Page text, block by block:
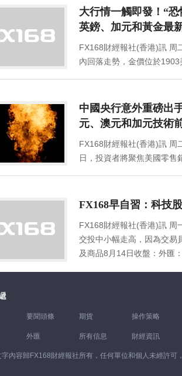
委。香港時間周四02:00，美聯儲將公布7月貨
場委員會(FOMC)會議上，美聯儲主席鮑威爾表
們可能會在9月再次加息，但也可能選擇保持穩
暗示本輪緊縮周期結束前支持進一步加息，這可
詢服務團隊就主要貨幣對的走勢撰文，以下是
，然後料自上述區域回落。需要注意的是，
。(美元指數日線圖 來源：Kshitij)歐元/美元歐元/
能跌至1.08打開大門。此後，我們預計歐元/美
元/美元日線圖 來源：Kshitij)歐元/日元歐元/日元
160區域進行橫向盤整。然而，一旦跌破158
元/日元如預期的那樣升向146，但我們需要看看
元升勢暫停幾個交易日，然後再恢複上升走勢。
們對匯價升向7.30的中期預期一致。從長期圖
種局面可能會實現。美元/人民幣或許會有一些暫
英鎊/美元繼續在1.26-1.28區域內波動，需要朝
：Kshitij)澳元/美元澳元/美元正跌向重要支撐位
元/美元容易跌向0.63/62。(澳元/美元日線圖 來
ActionForex.Com指出，美元/加元仍在1.3501下
該已經在1.3091完成。假如突破1.3501，美元/
倫特原油收報84.64美元/桶；NYMEX原油收報
，金價目前略高於1900美元/盎司關口。FXStreet
元/盎司附近。黃金重要技術看空信號：金價已
至一個多月來的最低水平，因官方數據顯示美國
顯示，美國上月零售額增長0.7%，為2023年1月
市場環境漸漸式微，各國積極推動央行數字貨幣
局(MAS)宣布，已最終確定穩定幣監管框架，
視Web3發展，正全力探討穩定幣監管安排。美國
幣革命”吹響號角！美國銀行、新加坡央行、香
中，市場避險情緒升溫，歐股跌幅擴大，全球債
元。市場今日聚焦美國零售銷售報告，該數據素
據”將索命5.周一(8月14日)，CNN記者艾琳·伯內
引發了軒然大波，並極大地促進了雲南一家連鎖
回應來了：很美味，這樣吃沒副作用市場熱點
出市場預期的2%，避險資金回流美元買盤。美
點。美國“恐怖數據”大爆表！黃金跌破1900大關
，跌幅0.04%。技術面上，匯價上行的初步阻
支撐位於1.0864，進一步支撐位於1.0826，更
，進一步支撐位於1.2570，更關鍵支撐位於
的初步阻力位於145.861，進一步阻力位
持較高水平的擔憂，美國股市大幅下跌。美國
數下跌361.24點，跌幅1.02%，收於34,946.39
大行情一觸即發！“
英鎊、加元和黃金最
FX168財經報社(香港)訊 周
內回落走勢，金價位於
和黃金最新走勢進行前瞻分析。香港時間周二
出爐。美國零售銷售數據素有“恐怖數據”之稱
影響。權威媒體調查顯示，美國7月份零售銷售環
，增幅高於6月的0.2%。美國銀行證券公司
記卡消費數據，他預計周二將有“強勁”的報告出
增加。分析師指出，若美國零售銷售數據強於預
對主要貨幣對和黃金的技術走勢分析：
失去正面動能，等待這一因素推動歐元/美元恢
元4小時圖 來源：Economies.com)因此，我們
1.1030下方是該貨幣對繼續看空走勢的最重要條
日對於歐元/美元的預期趨勢為看空。英鎊/美元
一些暫時性看漲傾向。值得注意的是，英鎊/美
來源：Economies.com)因此，這些因素促使我
前景轉為看漲。預計今日英鎊/美元交投將位於
美元/加元美元/加元繼續上升，並接近我們等待
因此，看漲趨勢在未來一段時間仍將有
破1.3440，這可能推動該貨幣對測試1.3350區
中國央行意外重磅出
元、澳元和加元技術
FX168財經報社(香港)訊 周
日，投資者將聚焦美國零
宣布降息。中國1年期MLF下調15個基點，7天期
，日內跌超300點，刷新去年11月來新低。周
幅度為自2020年以來最大，在接受彭博社調查的
並進行人民幣2040億元7天期逆回購操作，中標
二次降息。今年6月，央行分別下調1年期MLF操
7月份令人失望的經濟活動數據發布前不久。數
經濟學家預期中值4%更加糟糕。今年前7個月
間收縮8.5%，比今年上半年還要糟糕。7月城
周的數據顯示，7月份銀行貸款降至14年來的
的政策舉措表明，政策制定者對日益惡化的前
FX168早自習：科技
FX168財經報社(香港)訊 周
交投中小幅走高，因為交易
及商品8月14日收盤：外匯
倫特原油收報85.77美元/桶；NYMEX原油收報
未能按時支付數款高收益投資產品，突顯了投
經濟體的狀況感到擔憂。1萬億巨頭突然“爆雷”
要聞頭條 期貨 操作策略
外匯 所有信息 財經資訊
內容歸FX168財經報社所有，任何單位和個人未經許可